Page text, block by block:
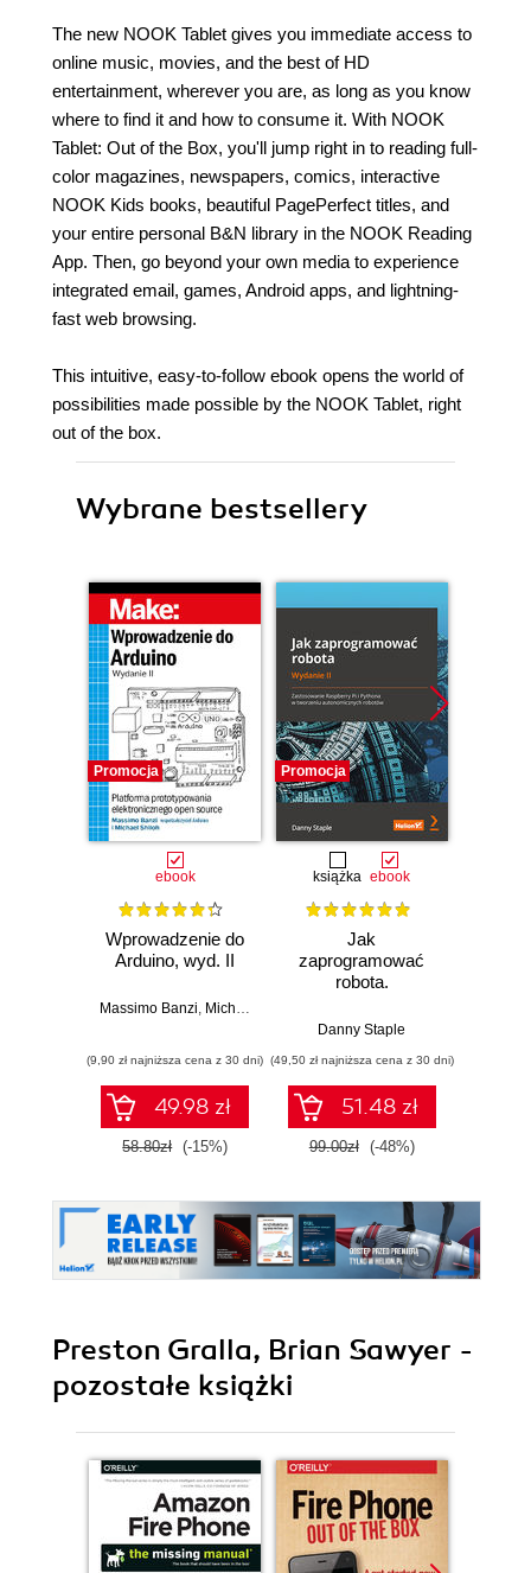
The new NOOK Tablet gives you immediate access to
online music, movies, and the best of HD
entertainment, wherever you are, as long as you know
where to find it and how to consume it. With NOOK
Tablet: Out of the Box, you'll jump right in to reading full-
color magazines, newspapers, comics, interactive
NOOK Kids books, beautiful PagePerfect titles, and
your entire personal B&N library in the NOOK Reading
App. Then, go beyond your own media to experience
integrated email, games, Android apps, and lightning-
fast web browsing.
This intuitive, easy-to-follow ebook opens the world of
possibilities made possible by the NOOK Tablet, right
out of the box.
Wybrane bestsellery
Promocja
ebook
Wprowadzenie do
Arduino, wyd. II
Massimo Banzi, Michael Shiloh
(9,90 zł najniższa cena z 30 dni)
49.98 zł
58.80zł (-15%)
Promocja
książka ebook
Jak
zaprogramować
robota.
Raspberry Pi i
tworzeniu
autonomicznych
robotów. Wydanie
II
Danny Staple
(49,50 zł najniższa cena z 30 dni)
51.48 zł
99.00zł (-48%)
Preston Gralla, Brian Sawyer -
pozostałe książki